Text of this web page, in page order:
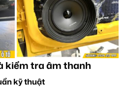
kiểm tra âm thanh
kỹ thuật